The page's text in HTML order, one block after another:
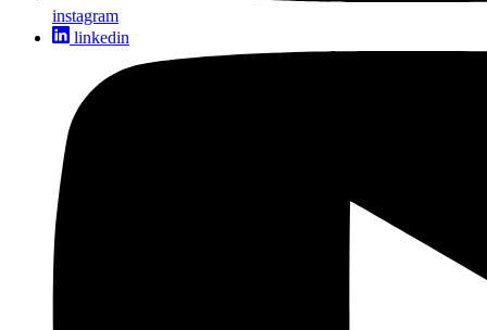
instagram
linkedin